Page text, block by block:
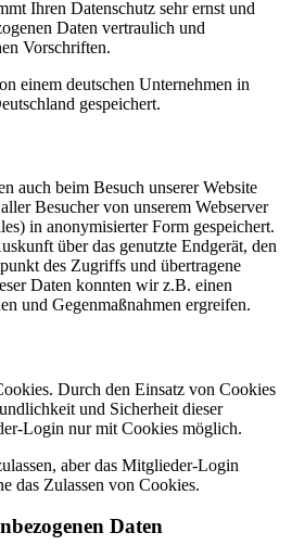
Ihren Datenschutz sehr ernst und
Daten vertraulich und
Vorschriften.
einem deutschen Unternehmen in
gespeichert.
auch beim Besuch unserer Website
Besucher von unserem Webserver
in anonymisierter Form gespeichert.
über das genutzte Endgerät, den
des Zugriffs und übertragene
Daten konnten wir z.B. einen
und Gegenmaßnahmen ergreifen.
Durch den Einsatz von Cookies
und Sicherheit dieser
Login nur mit Cookies möglich.
aber das Mitglieder-Login
das Zulassen von Cookies.
Daten